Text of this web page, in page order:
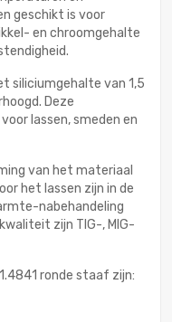
geschikt is voor
en chroomgehalte
siliciumgehalte van 1,5
Deze
lassen, smeden en
van het materiaal
het lassen zijn in de
nabehandeling
zijn TIG-, MIG-
ronde staaf zijn: